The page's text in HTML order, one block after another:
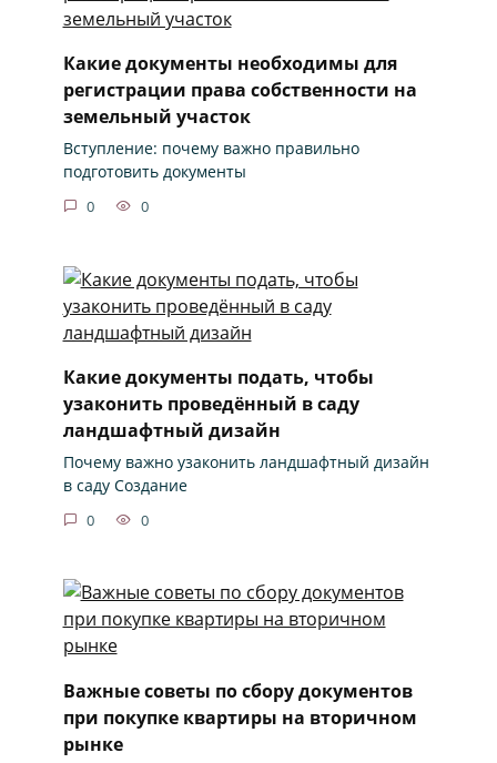
Какие документы необходимы для
регистрации права собственности на
земельный участок
Вступление: почему важно правильно
подготовить документы
0 0
Какие документы подать, чтобы
узаконить проведённый в саду
ландшафтный дизайн
Почему важно узаконить ландшафтный дизайн
в саду Создание
0 0
Важные советы по сбору документов
при покупке квартиры на вторичном
рынке